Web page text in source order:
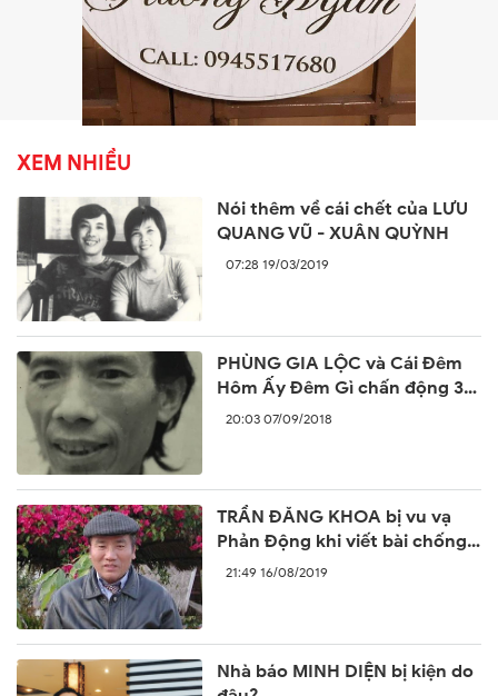
XEM NHIỀU
Nói thêm về cái chết của LƯU
QUANG VŨ - XUÂN QUỲNH
07:28 19/03/2019
PHÙNG GIA LỘC và Cái Đêm
Hôm Ấy Đêm Gì chấn động 30
năm trước
20:03 07/09/2018
TRẦN ĐĂNG KHOA bị vu vạ
Phản Động khi viết bài chống
lại sự ngang ngược của Trung
21:49 16/08/2019
Nhà báo MINH DIỆN bị kiện do